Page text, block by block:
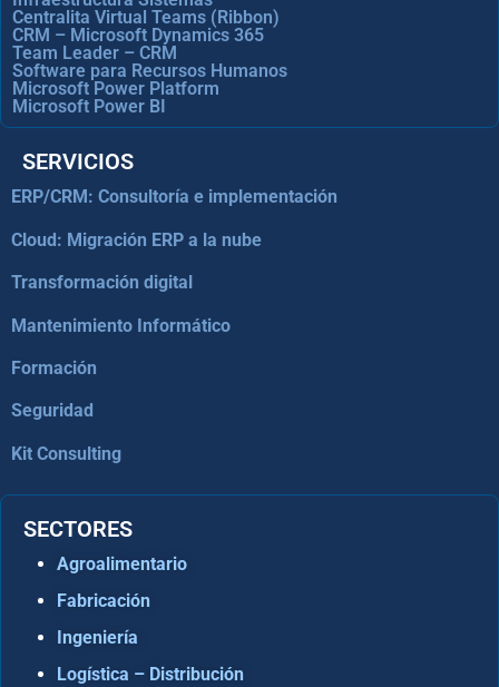
Centralita Virtual Teams (Ribbon)
CRM – Microsoft Dynamics 365
Team Leader – CRM
Software para Recursos Humanos
Microsoft Power Platform
Microsoft Power BI
SERVICIOS
ERP/CRM: Consultoría e implementación
Cloud: Migración ERP a la nube
Transformación digital
Mantenimiento Informático
Formación
Seguridad
Kit Consulting
SECTORES
Agroalimentario
Fabricación
Ingeniería
Logística – Distribución